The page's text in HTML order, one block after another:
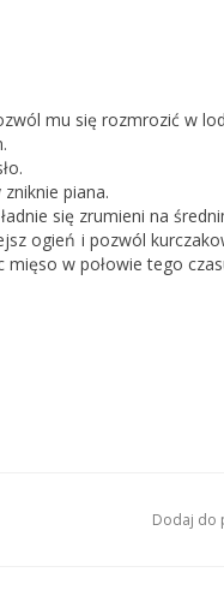
mu się rozmrozić w
piana.
się zrumieni na
ogień i pozwól
w połowie tego
Dodaj do